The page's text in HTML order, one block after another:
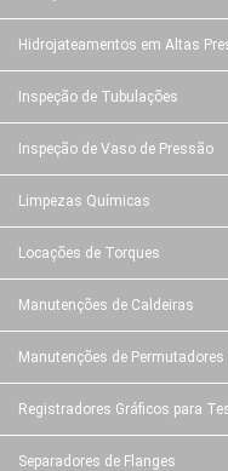
Hidrojateamentos em Altas
Inspeção de Tubulações
Inspeção de Vaso de Pressão
Limpezas Químicas
Locações de Torques
Manutenções de Caldeiras
Manutenções de Permutadores
Registradores Gráficos para
Separadores de Flanges